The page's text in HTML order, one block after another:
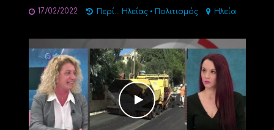
17/02/2022 Περί... Ηλείας • Πολιτισμός Ηλεία